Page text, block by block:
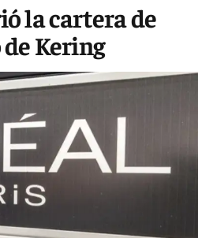
la cartera de
Kering